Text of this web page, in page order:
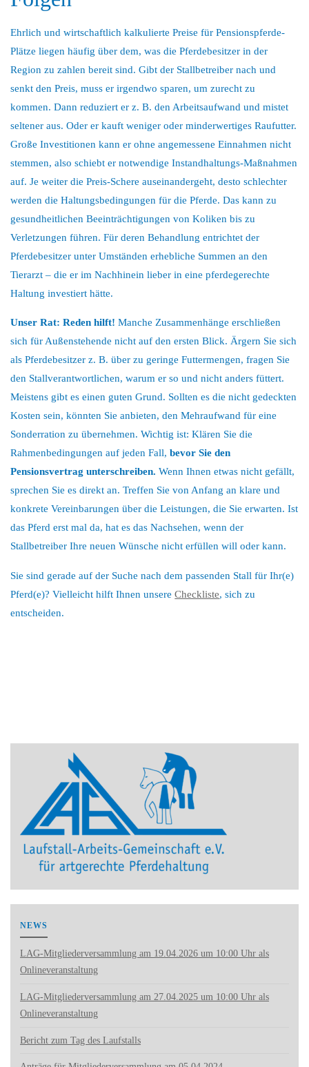
Ehrlich und wirtschaftlich kalkulierte Preise für Pensionspferde-
Plätze liegen häufig über dem, was die Pferdebesitzer in der
Region zu zahlen bereit sind. Gibt der Stallbetreiber nach und
senkt den Preis, muss er irgendwo sparen, um zurecht zu
kommen. Dann reduziert er z. B. den Arbeitsaufwand und mistet
seltener aus. Oder er kauft weniger oder minderwertigesRaufutter.
Große Investitionen kann er ohne angemessene Einnahmen nicht
stemmen, also schiebt er notwendige Instandhaltungs-Maßnahmen
auf. Je weiter die Preis-Schere auseinandergeht, desto schlechter
werden die Haltungsbedingungen für die Pferde. Das kann zu
gesundheitlichen Beeinträchtigungen von Koliken bis zu
Verletzungen führen. Für deren Behandlung entrichtet der
Pferdebesitzer unter Umständen erhebliche Summen an den
Tierarzt – die er im Nachhinein lieber in eine pferdegerechte
Haltung investiert hätte.
Unser Rat: Reden hilft! Manche Zusammenhänge erschließen
sich für Außenstehende nicht auf den ersten Blick. Ärgern Sie sich
als Pferdebesitzer z. B. über zu geringe Futtermengen, fragen Sie
den Stallverantwortlichen, warum er so und nicht anders füttert.
Meistens gibt es einen guten Grund. Sollten es die nicht gedeckten
Kosten sein, könnten Sie anbieten, den Mehraufwand für eine
Sonderration zu übernehmen. Wichtig ist: Klären Sie die
Rahmenbedingungen auf jeden Fall,bevor Sie den
Pensionsvertrag unterschreiben. Wenn Ihnen etwas nicht gefällt,
sprechen Sie es direkt an. Treffen Sie von Anfang an klare und
konkrete Vereinbarungen über die Leistungen, die Sie erwarten. Ist
das Pferd erst mal da, hat es das Nachsehen, wenn der
Stallbetreiber Ihre neuen Wünsche nicht erfüllen will oder kann.
Sie sind gerade auf der Suche nach dem passenden Stall für Ihr(e)
Pferd(e)? Vielleicht hilft Ihnen unsereCheckliste, sich zu
entscheiden.
NEWS
LAG-Mitgliederversammlung am 19.04.2026 um 10:00 Uhr als
Onlineveranstaltung
LAG-Mitgliederversammlung am 27.04.2025 um 10:00 Uhr als
Onlineveranstaltung
Bericht zum Tag des Laufstalls